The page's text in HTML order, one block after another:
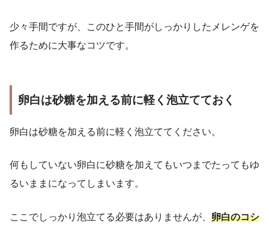
少々手間ですが、このひと手間がしっかりしたメレンゲを
作るために大事なコツです。
卵白は砂糖を加える前に軽く泡立てておく
卵白は砂糖を加える前に軽く泡立ててください。
何もしていない卵白に砂糖を加えてもいつまでたってもゆ
るいままになってしまいます。
ここでしっかり泡立てる必要はありませんが、 卵白のコシ